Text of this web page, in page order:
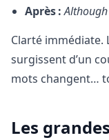
Après :
Clarté immédiate.
surgissent d’un
mots changent…
Les